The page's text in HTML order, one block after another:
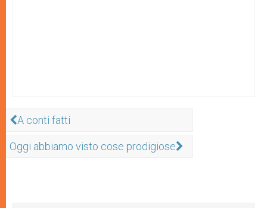
A conti fatti
Oggi abbiamo visto cose prodigiose